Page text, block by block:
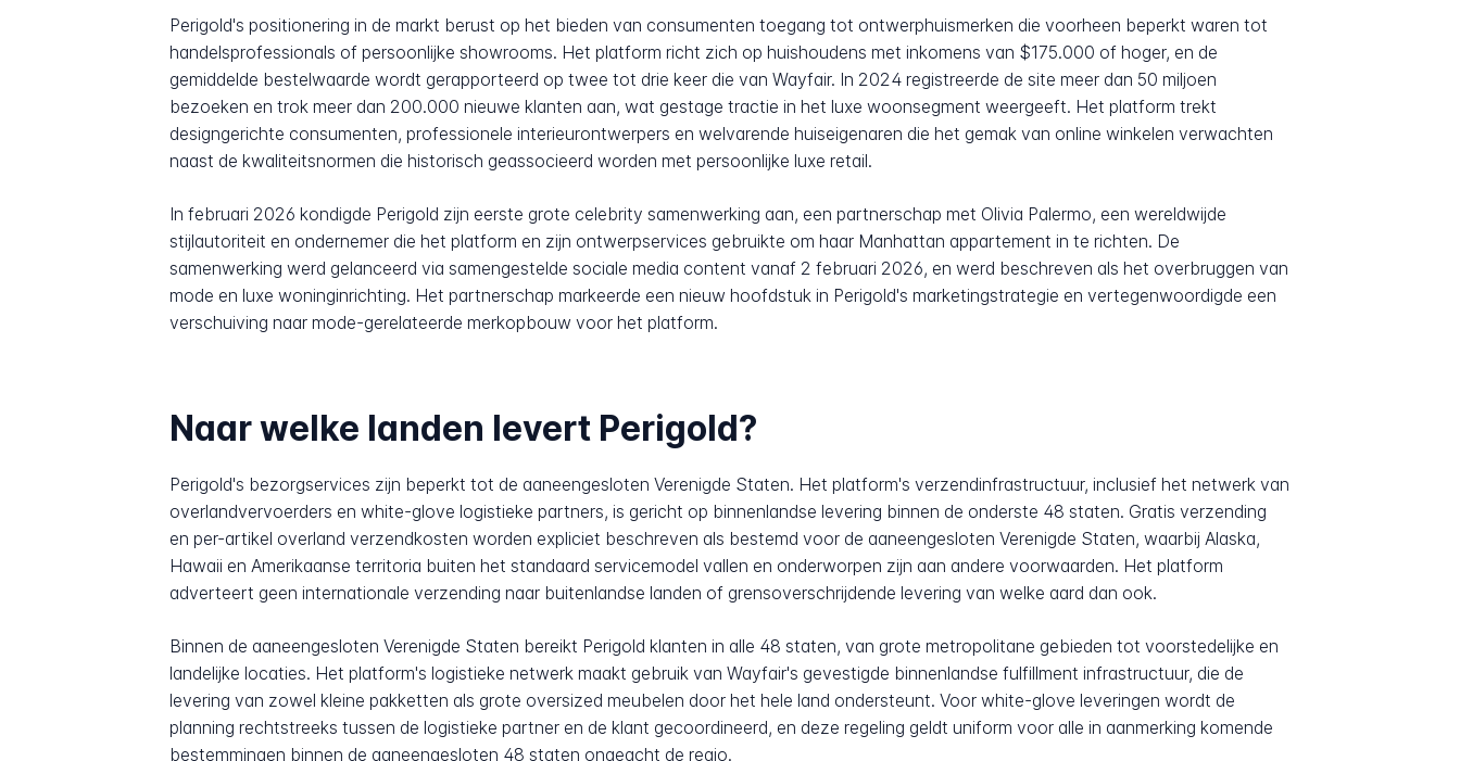
Perigold's positionering in de markt berust op het bieden van consumenten toegang tot ontwerphuismerken die voorheen beperkt waren tot
handelsprofessionals of persoonlijke showrooms. Het platform richt zich op huishoudens met inkomens van $175.000 of hoger, en de
gemiddelde bestelwaarde wordt gerapporteerd op twee tot drie keer die van Wayfair. In 2024 registreerde de site meer dan 50 miljoen
bezoeken en trok meer dan 200.000 nieuwe klanten aan, wat gestage tractie in het luxe woonsegment weergeeft. Het platform trekt
designgerichte consumenten, professionele interieurontwerpers en welvarende huiseigenaren die het gemak van online winkelen verwachten
naast de kwaliteitsnormen die historisch geassocieerd worden met persoonlijke luxe retail.
In februari 2026 kondigde Perigold zijn eerste grote celebrity samenwerking aan, een partnerschap met Olivia Palermo, een wereldwijde
stijlautoriteit en ondernemer die het platform en zijn ontwerpservices gebruikte om haar Manhattan appartement in te richten. De
samenwerking werd gelanceerd via samengestelde sociale media content vanaf 2 februari 2026, en werd beschreven als het overbruggen van
mode en luxe woninginrichting. Het partnerschap markeerde een nieuw hoofdstuk in Perigold's marketingstrategie en vertegenwoordigde een
verschuiving naar mode-gerelateerde merkopbouw voor het platform.
Naar welke landen levert Perigold?
Perigold's bezorgservices zijn beperkt tot de aaneengesloten Verenigde Staten. Het platform's verzendinfrastructuur, inclusief het netwerk van
overlandvervoerders en white-glove logistieke partners, is gericht op binnenlandse levering binnen de onderste 48 staten. Gratis verzending
en per-artikel overland verzendkosten worden expliciet beschreven als bestemd voor de aaneengesloten Verenigde Staten, waarbij Alaska,
Hawaii en Amerikaanse territoria buiten het standaard servicemodel vallen en onderworpen zijn aan andere voorwaarden. Het platform
adverteert geen internationale verzending naar buitenlandse landen of grensoverschrijdende levering van welke aard dan ook.
Binnen de aaneengesloten Verenigde Staten bereikt Perigold klanten in alle 48 staten, van grote metropolitane gebieden tot voorstedelijke en
landelijke locaties. Het platform's logistieke netwerk maakt gebruik van Wayfair's gevestigde binnenlandse fulfillment infrastructuur, die de
levering van zowel kleine pakketten als grote oversized meubelen door het hele land ondersteunt. Voor white-glove leveringen wordt de
planning rechtstreeks tussen de logistieke partner en de klant gecoordineerd, en deze regeling geldt uniform voor alle in aanmerking komende
bestemmingen binnen de aaneengesloten 48 staten ongeacht de regio.